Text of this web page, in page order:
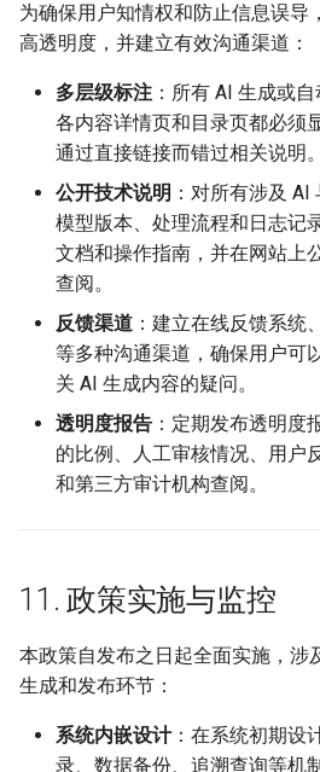
为确保用户知情权和防止信息误导
高透明度，并建立有效沟通渠道：
多层级标注 ：所有 AI 生成或
各内容详情页和目录页都必须
通过直接链接而错过相关说明。
公开技术说明 ：对所有涉及 AI
模型版本、处理流程和日志记
文档和操作指南，并在网站上
查阅。
反馈渠道 ：建立在线反馈系统
等多种沟通渠道，确保用户可
关 AI 生成内容的疑问。
透明度报告 ：定期发布透明度
的比例、人工审核情况、用户
和第三方审计机构查阅。
11. 政策实施与监控
本政策自发布之日起全面实施，涉
生成和发布环节：
系统内嵌设计：在系统初期设
录、数据备份、追溯查询等机